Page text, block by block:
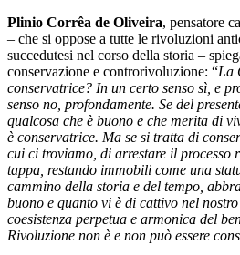
Plinio Corrêa de Oliveira, pensatore
– che si oppose a tutte le rivoluzioni
succedutesi nel corso della storia –
conservazione e controrivoluzione: “La
conservatrice? In un certo senso sì, e
senso no, profondamente. Se del
qualcosa che è buono e che merita di
è conservatrice. Ma se si tratta di
cui ci troviamo, di arrestare il processo
tappa, restando immobili come una
cammino della storia e del tempo,
buono e quanto vi è di cattivo nel
coesistenza perpetua e armonica del
Rivoluzione non è e non può essere